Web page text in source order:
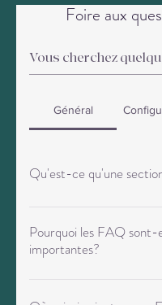
Foire aux
Général
Qu'est-ce qu'une
répondre rapidement aux
fréquemment posées sur
Pourquoi les FAQ sont-
importantes?